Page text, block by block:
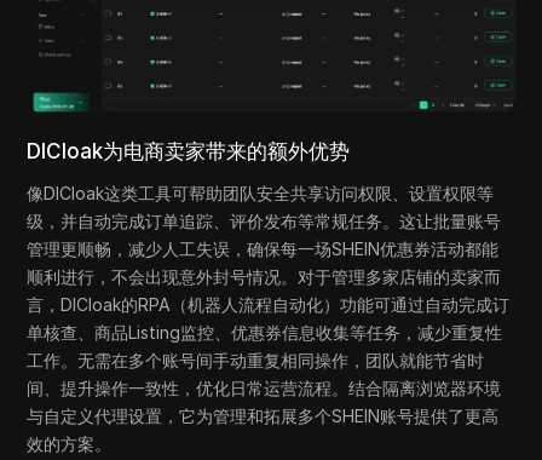
DICloak为电商卖家带来的额外优势
像DICloak这类工具可帮助团队安全共享访问权限、设置权限等
级，并自动完成订单追踪、评价发布等常规任务。这让批量账号
管理更顺畅，减少人工失误，确保每一场SHEIN优惠券活动都能
顺利进行，不会出现意外封号情况。对于管理多家店铺的卖家而
言，DICloak的RPA（机器人流程自动化）功能可通过自动完成订
单核查、商品Listing监控、优惠券信息收集等任务，减少重复性
工作。无需在多个账号间手动重复相同操作，团队就能节省时
间、提升操作一致性，优化日常运营流程。结合隔离浏览器环境
与自定义代理设置，它为管理和拓展多个SHEIN账号提供了更高
效的方案。